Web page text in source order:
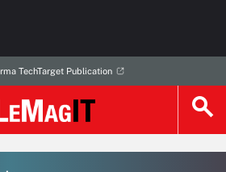
TechTarget Publication